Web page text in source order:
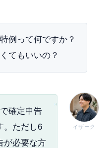
例って何ですか？
てもいいの？
イザーク
確定申告
。ただし6
が必要な方